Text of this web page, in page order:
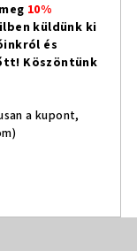
10%
küldünk ki
és
Köszöntünk
a kupont,
)